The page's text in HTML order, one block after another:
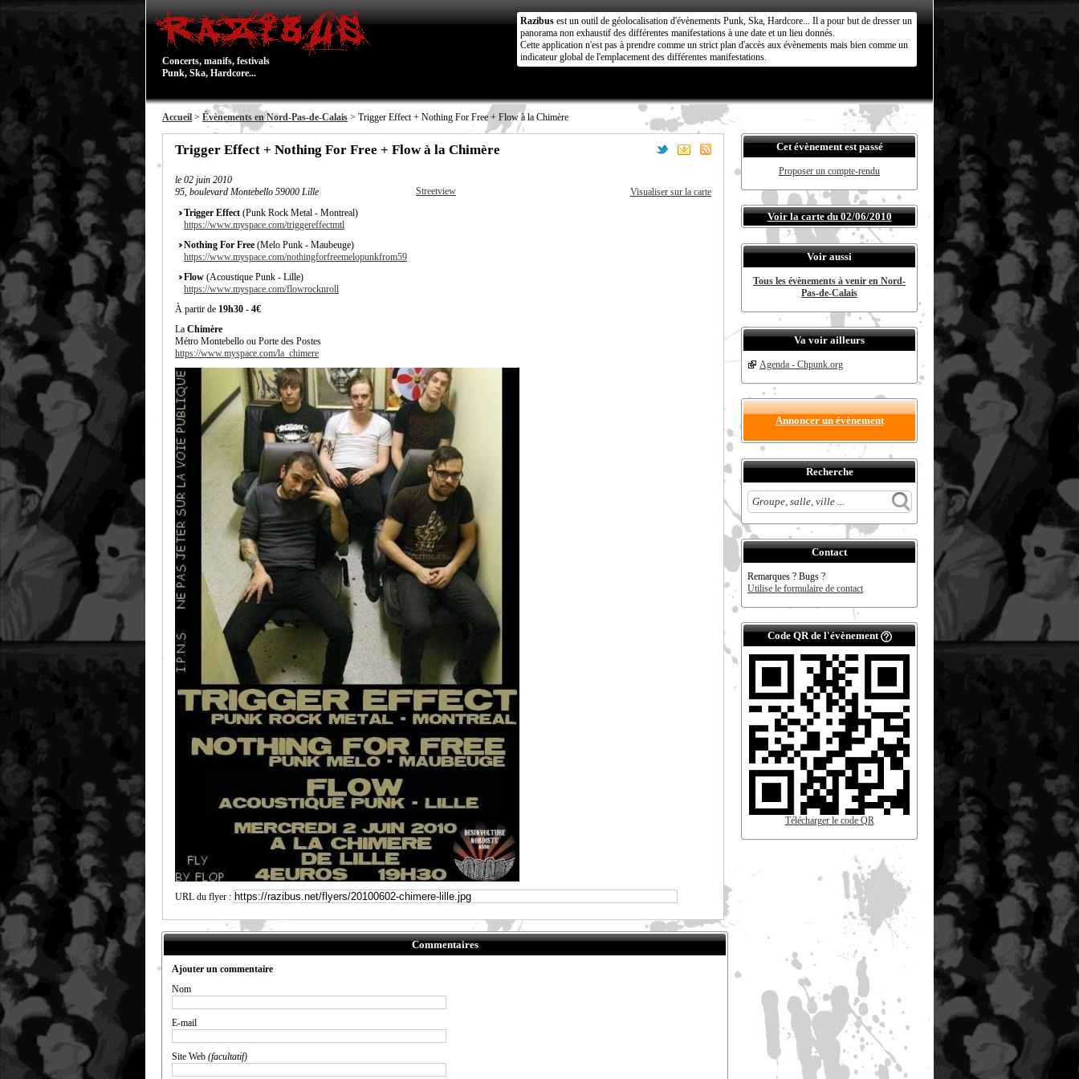
Concerts, manifs, festivals
Punk, Ska, Hardcore...
Razibus est un outil de géolocalisation d'évènements Punk, Ska, Hardcore... Il a pour but de dresser un
panorama non exhaustif des différentes manifestations à une date et un lieu donnés.
Cette application n'est pas à prendre comme un strict plan d'accès aux évènements mais bien comme un
indicateur global de l'emplacement des différentes manifestations.
Accueil > Évènements en Nord-Pas-de-Calais > Trigger Effect + Nothing For Free + Flow à la Chimère
Trigger Effect + Nothing For Free + Flow à la Chimère
le 02 juin 2010
95, boulevard Montebello 59000 Lille
Streetview
Visualiser sur la carte
Trigger Effect (Punk Rock Metal - Montreal)
https://www.myspace.com/triggereffectmtl
Nothing For Free (Melo Punk - Maubeuge)
https://www.myspace.com/nothingforfreemelopunkfrom59
Flow (Acoustique Punk - Lille)
https://www.myspace.com/flowrocknroll
À partir de 19h30 - 4€
La Chimère
Métro Montebello ou Porte des Postes
https://www.myspace.com/la_chimere
URL du flyer :
Commentaires
Ajouter un commentaire
Nom
E-mail
Site Web (facultatif)
Cet évènement est passé
Proposer un compte-rendu
Voir la carte du 02/06/2010
Voir aussi
Tous les évènements à venir en Nord-
Pas-de-Calais
Va voir ailleurs
Agenda - Chpunk.org
Annoncer un évènement
Recherche
Contact
Remarques ? Bugs ?
Utilise le formulaire de contact
Code QR de l'évènement
Télécharger le code QR